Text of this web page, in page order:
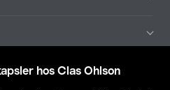
hos Clas Ohlson